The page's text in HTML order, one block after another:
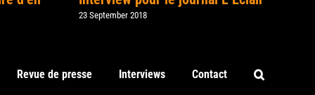
23 September 2018
Revue de presse Interviews Contact